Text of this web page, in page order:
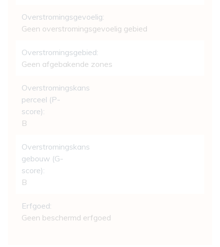
Overstromingsgevoelig:
Geen overstromingsgevoelig gebied
Overstromingsgebied:
Geen afgebakende zones
Overstromingskans
perceel (P-
score):
B
Overstromingskans
gebouw (G-
score):
B
Erfgoed:
Geen beschermd erfgoed